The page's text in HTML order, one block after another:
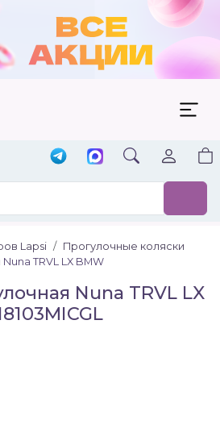
Lapsi
Прогулочные коляски
TRVL LX BMW
Nuna TRVL LX